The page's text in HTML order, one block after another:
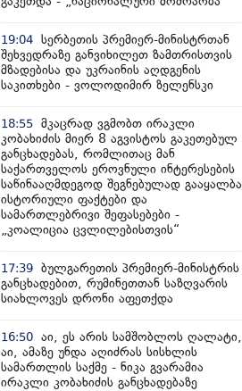
19:04 სერბეთის პრემიერ-მინისტრთან
შეხვედრაზე განვიხილეთ ზამთრისთვის
მზადებისა და უკრაინის აღდგენის
საკითხები - ვოლოდიმირ ზელენსკი
18:55 მკაცრად ვგმობთ ირაკლი
კობახიძის მიერ 8 აგვისტოს გაკეთებულ
განცხადებას, რომლითაც მან
საქართველოს ეროვნული ინტერესების
საწინააღმდეგოდ შეგნებულად გააყალბა
ისტორიული ფაქტები და
სამართლებრივი შეფასებები -
„კოალიცია ცვლილებისთვის“
17:39 ბულგარეთის პრემიერ-მინისტრის
განცხადებით, რუმინეთთან საზღვარის
სიახლოვეს დრონი აფეთქდა
16:50 აი, ეს არის სამშობლოს ღალატი,
აი, ამაზე უნდა აღიძრას სისხლის
სამართლის საქმე - ნიკა გვარამია
ირაკლი კობახიძის განცხადებაზე